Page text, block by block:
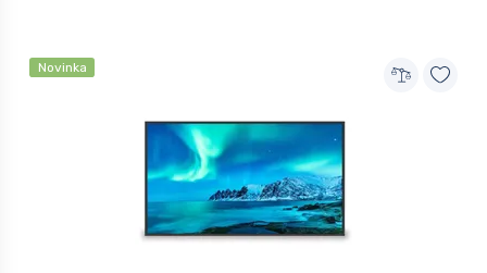
Novinka